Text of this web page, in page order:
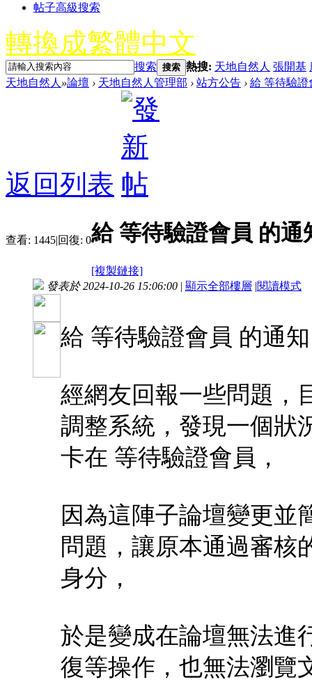
帖子高級搜索
轉換成繁體中文
搜索 搜索 熱搜: 天地自然人 張開基
天地自然人 »論壇 › 天地自然人管理部 › 站方公告 › 給 等待驗證
返回列表
查看: 1445|回復: 0給 等待驗證會員 的通
[複製鏈接]
發表於 2024-10-26 15:06:00 | 顯示全部樓層 |閱讀模式
給 等待驗證會員 的通
經網友回報一些問題，
調整系統，發現一個狀
卡在 等待驗證會員，
因為這陣子論壇變更並
問題，讓原本通過審核
身分，
於是變成在論壇無法進
復等操作，也無法瀏覽